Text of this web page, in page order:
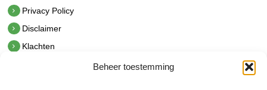
Beheer toestemming
Privacy Policy
Disclaimer
Klachten